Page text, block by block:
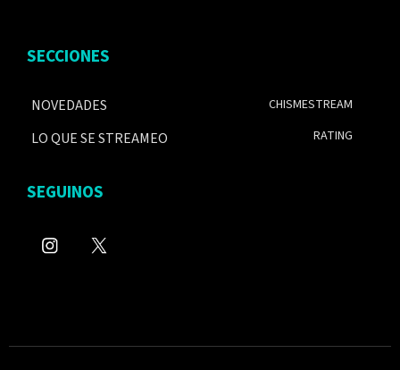
SECCIONES
NOVEDADES
LO QUE SE STREAMEO
CHISMESTREAM
RATING
SEGUINOS